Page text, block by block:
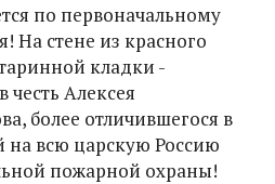
по первоначальному
На стене из красного
кладки -
Алексея
более отличившегося в
на всю царскую Россию
пожарной охраны!